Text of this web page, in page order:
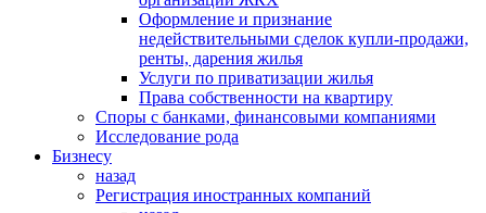
Оформление и признание
недействительными сделок купли-продажи,
ренты, дарения жилья
Услуги по приватизации жилья
Права собственности на квартиру
Cпоры с банками, финансовыми компаниями
Исследование рода
Бизнесу
назад
Регистрация иностранных компаний